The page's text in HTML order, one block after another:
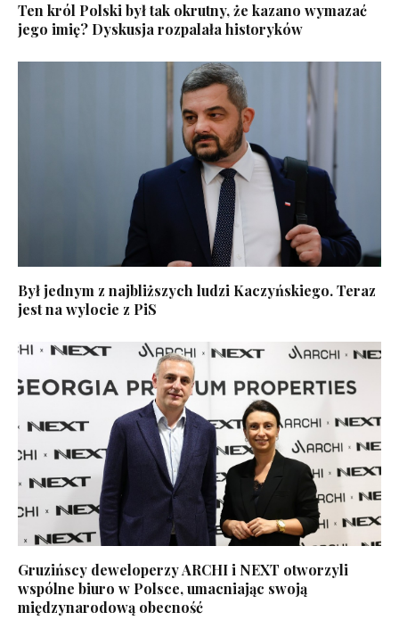
Ten król Polski był tak okrutny, że kazano wymazać
jego imię? Dyskusja rozpalała historyków
Był jednym z najbliższych ludzi Kaczyńskiego. Teraz
jest na wylocie z PiS
Gruzińscy deweloperzy ARCHI i NEXT otworzyli
wspólne biuro w Polsce, umacniając swoją
międzynarodową obecność